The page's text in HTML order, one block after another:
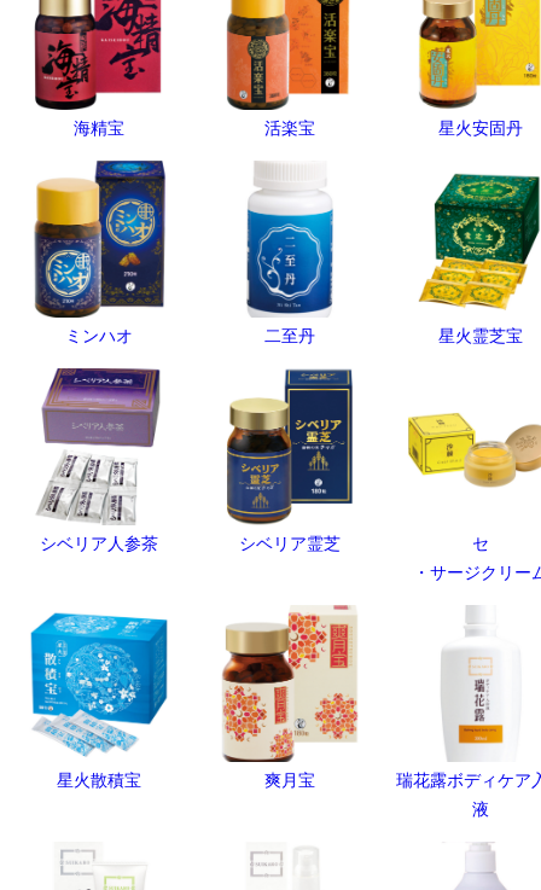
海精宝 活楽宝 星火安固丹
ミンハオ 二至丹 星火霊芝宝
シベリア人参茶 シベリア霊芝
セ
・サージクリー
星火散積宝 爽月宝
瑞花露ボディケア
液